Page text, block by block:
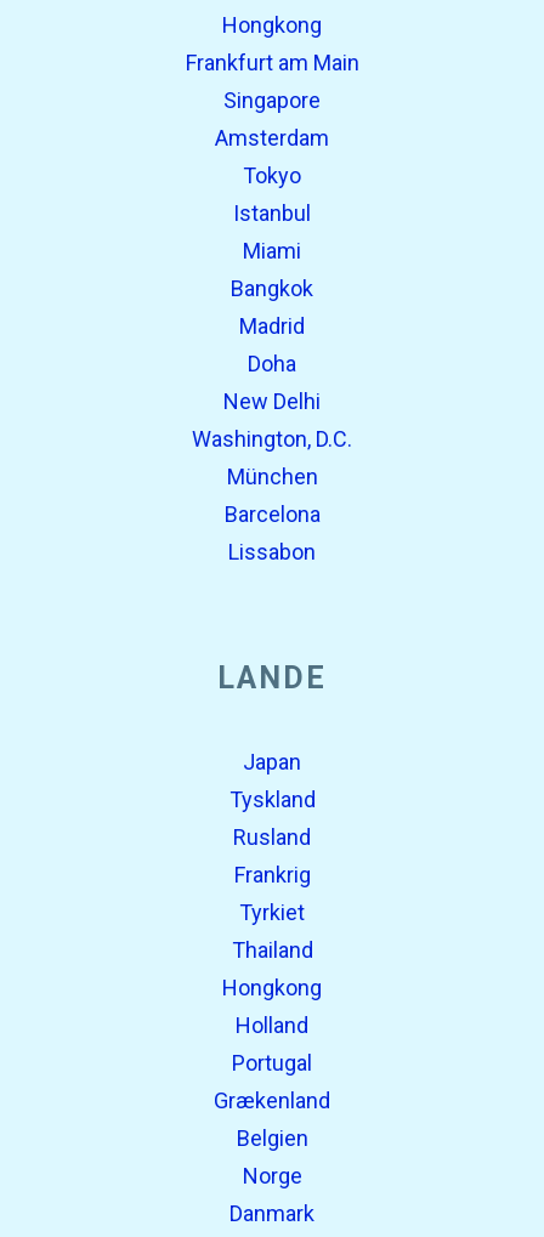
Hongkong
Frankfurt am Main
Singapore
Amsterdam
Tokyo
Istanbul
Miami
Bangkok
Madrid
Doha
New Delhi
Washington, D.C.
München
Barcelona
Lissabon
LANDE
Japan
Tyskland
Rusland
Frankrig
Tyrkiet
Thailand
Hongkong
Holland
Portugal
Grækenland
Belgien
Norge
Danmark